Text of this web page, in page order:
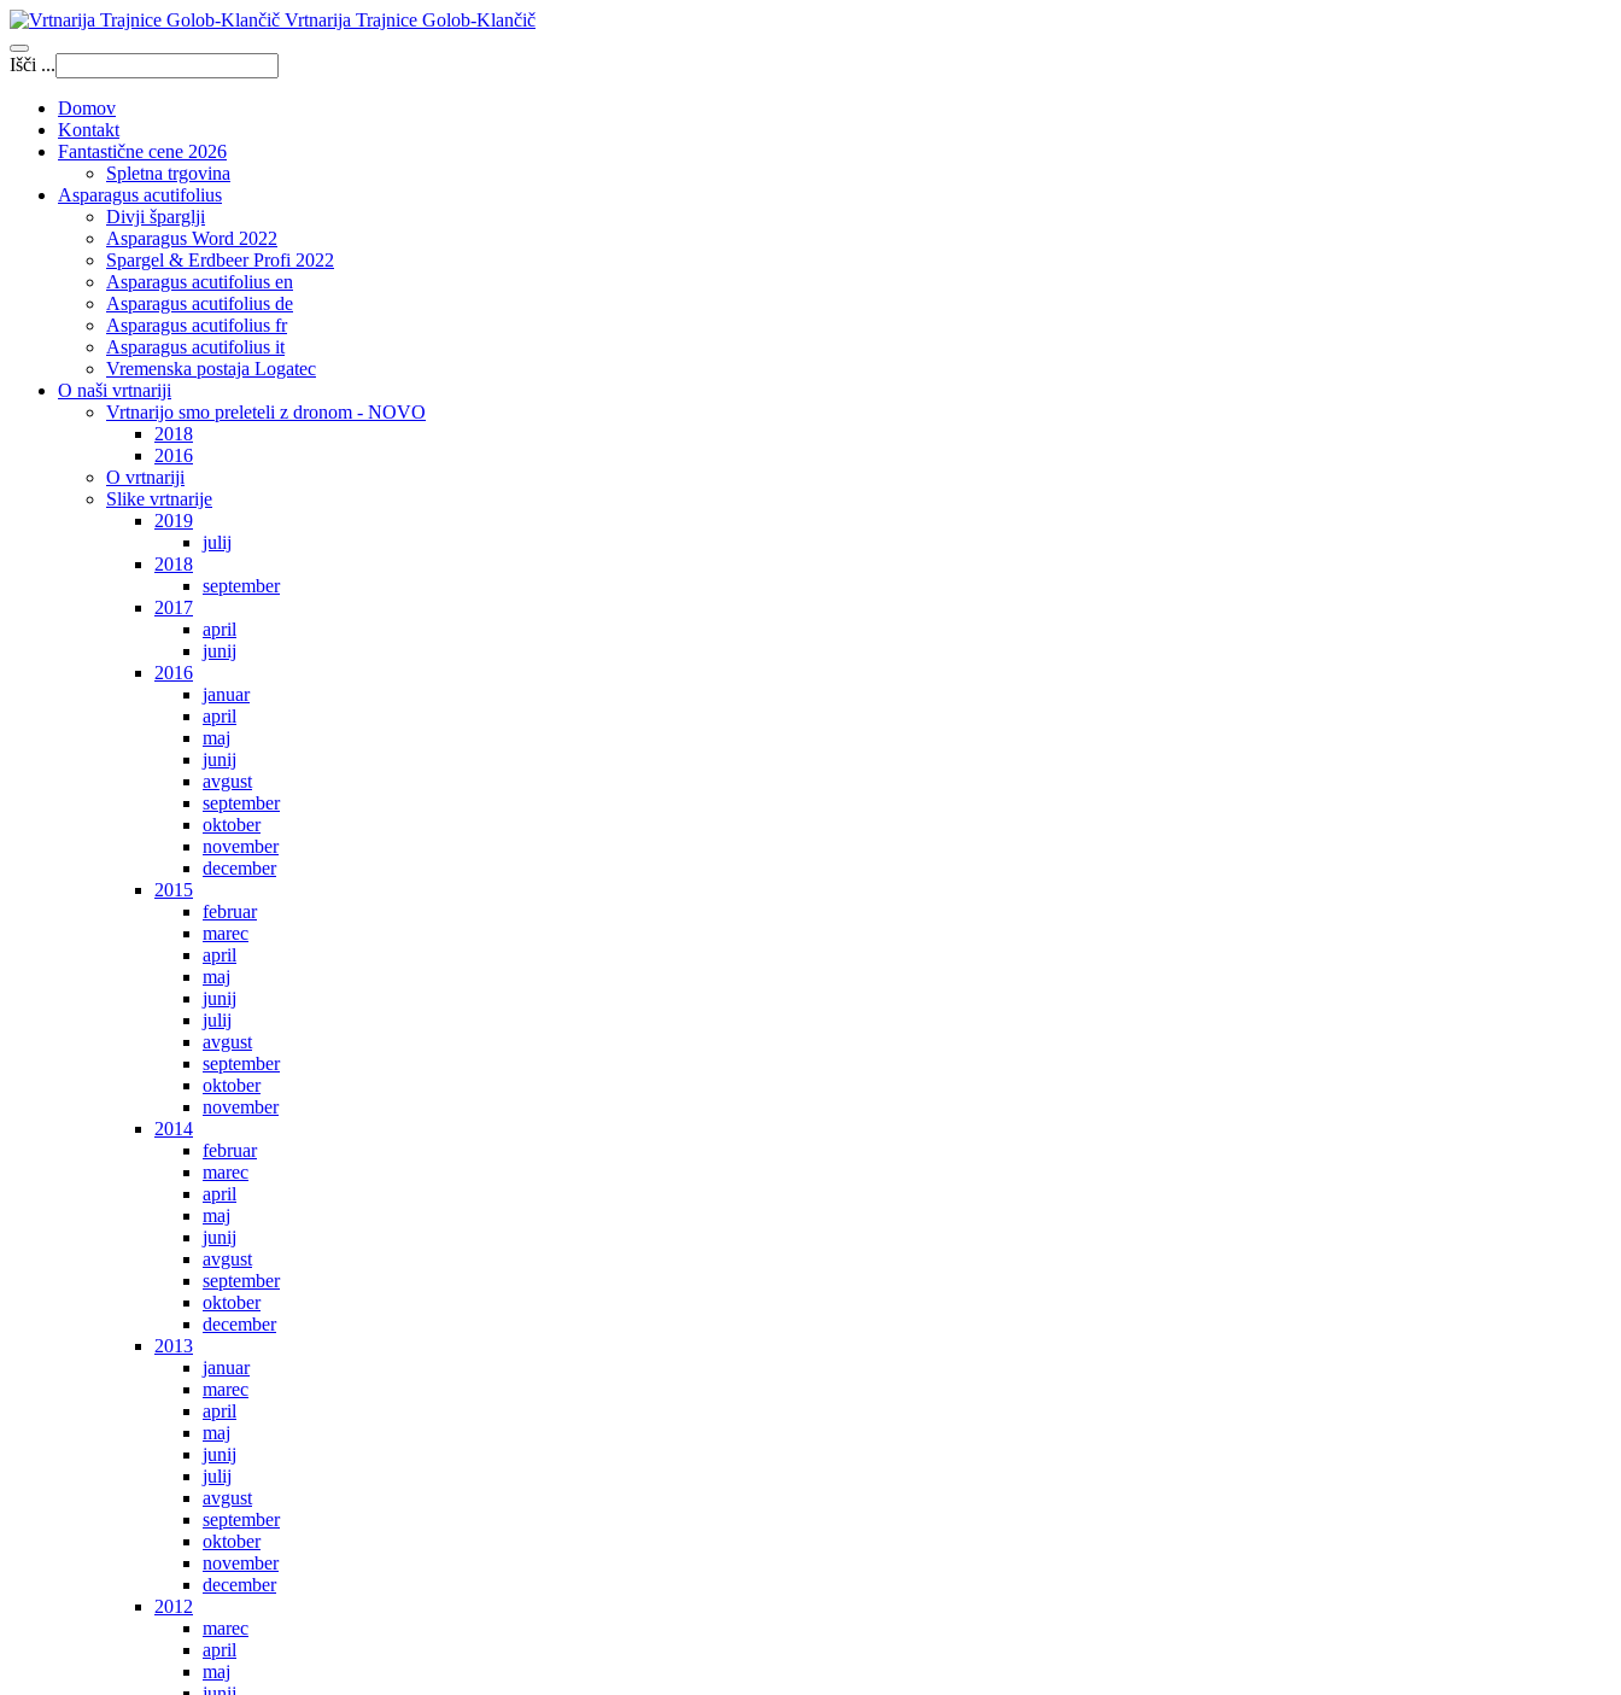
Vrtnarija Trajnice Golob-Klančič
Išči ...
Domov
Kontakt
Fantastične cene 2026
Spletna trgovina
Asparagus acutifolius
Divji šparglji
Asparagus Word 2022
Spargel & Erdbeer Profi 2022
Asparagus acutifolius en
Asparagus acutifolius de
Asparagus acutifolius fr
Asparagus acutifolius it
Vremenska postaja Logatec
O naši vrtnariji
Vrtnarijo smo preleteli z dronom - NOVO
2018
2016
O vrtnariji
Slike vrtnarije
2019
julij
2018
september
2017
april
junij
2016
januar
april
maj
junij
avgust
september
oktober
november
december
2015
februar
marec
april
maj
junij
julij
avgust
september
oktober
november
2014
februar
marec
april
maj
junij
avgust
september
oktober
december
2013
januar
marec
april
maj
junij
julij
avgust
september
oktober
november
december
2012
marec
april
maj